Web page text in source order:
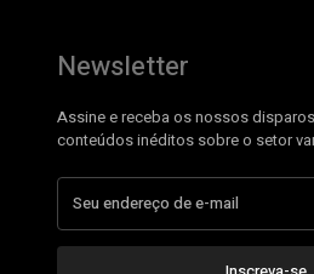
Newsletter
Assine e receba os nossos
conteúdos inéditos sobre o setor